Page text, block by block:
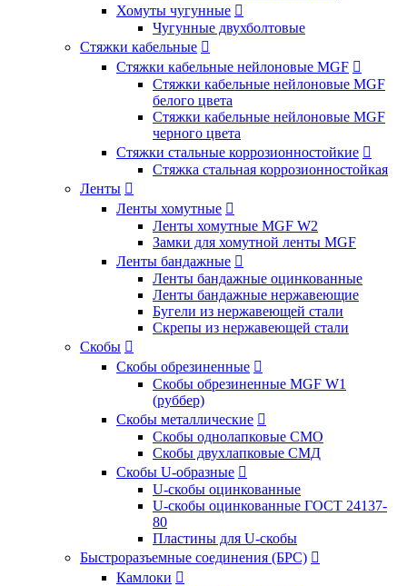
Хомуты чугунные 
Чугунные двухболтовые
Стяжки кабельные 
Стяжки кабельные нейлоновые MGF 
Стяжки кабельные нейлоновые MGF
белого цвета
Стяжки кабельные нейлоновые MGF
черного цвета
Стяжки стальные коррозионностойкие 
Стяжка стальная коррозионностойкая
Ленты 
Ленты хомутные 
Ленты хомутные MGF W2
Замки для хомутной ленты MGF
Ленты бандажные 
Ленты бандажные оцинкованные
Ленты бандажные нержавеющие
Бугели из нержавеющей стали
Скрепы из нержавеющей стали
Скобы 
Скобы обрезиненные 
Скобы обрезиненные MGF W1
(руббер)
Скобы металлические 
Скобы однолапковые СМО
Скобы двухлапковые СМД
Скобы U-образные 
U-скобы оцинкованные
U-скобы оцинкованные ГОСТ 24137-
80
Пластины для U-скобы
Быстроразъемные соединения (БРС) 
Камлоки 